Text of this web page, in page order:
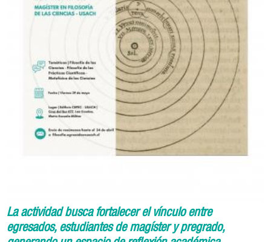
La actividad busca fortalecer el vínculo entre
egresados, estudiantes de magíster y pregrado,